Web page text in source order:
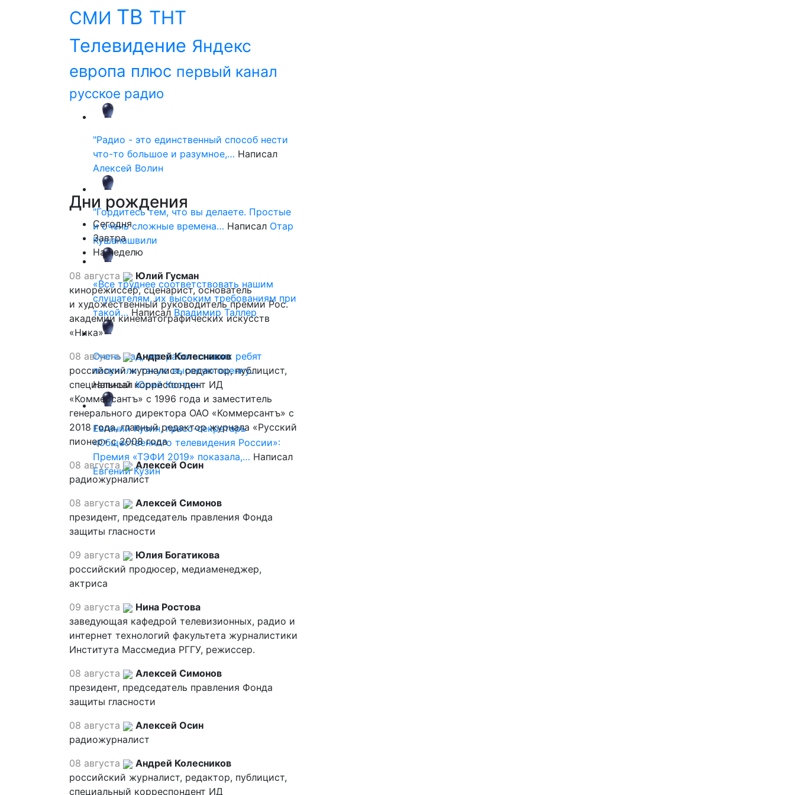
СМИ ТВ ТНТ
Телевидение Яндекс
европа плюс первый канал
русское радио
"Радио - это единственный способ нести
что-то большое и разумное,… Написал
Алексей Волин
"Гордитесь тем, что вы делаете. Простые
и очень сложные времена… Написал Отар
Кушанашвили
«Все труднее соответствовать нашим
слушателям, их высоким требованиям при
такой… Написал Владимир Таллер
Очень рад, что работы наших ребят
получили такую высокую оценку…
НаписалЮрий Костин
Евгений Кузин, пресс-секретарь
«Общественного телевидения России»:
Премия «ТЭФИ 2019» показала,… Написал
Евгений Кузин
Дни рождения
Сегодня
Завтра
На неделю
08 августа
Юлий Гусман
кинорежиссер, сценарист, основатель
и художественный руководитель премии Рос.
академии кинематографических искусств
«Ника»
08 августа
Андрей Колесников
российский журналист, редактор, публицист,
специальный корреспондент ИД
«Коммерсантъ» с 1996 года и заместитель
генерального директора ОАО «Коммерсантъ» с
2018 года, главный редактор журнала «Русский
пионер» с 2008 года
08 августа
Алексей Осин
радиожурналист
08 августа
Алексей Симонов
президент, председатель правления Фонда
защиты гласности
09 августа
Юлия Богатикова
российский продюсер, медиаменеджер,
актриса
09 августа
Нина Ростова
заведующая кафедрой телевизионных, радио и
интернет технологий факультета журналистики
Института Массмедиа РГГУ, режиссер.
08 августа
Алексей Симонов
президент, председатель правления Фонда
защиты гласности
08 августа
Алексей Осин
радиожурналист
08 августа
Андрей Колесников
российский журналист, редактор, публицист,
специальный корреспондент ИД